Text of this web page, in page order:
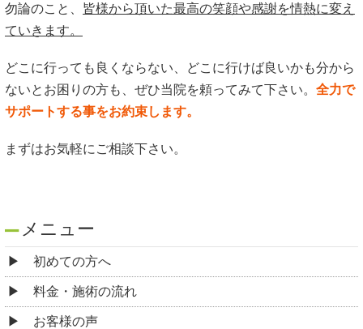
勿論のこと、 皆様から頂いた最高の笑顔や感謝を情熱に変え
ていきます。
どこに行っても良くならない、どこに行けば良いかも分から
ないとお困りの方も、ぜひ当院を頼ってみて下さい。 全力で
サポートする事をお約束します。
まずはお気軽にご相談下さい。
メニュー
初めての方へ
料金・施術の流れ
お客様の声